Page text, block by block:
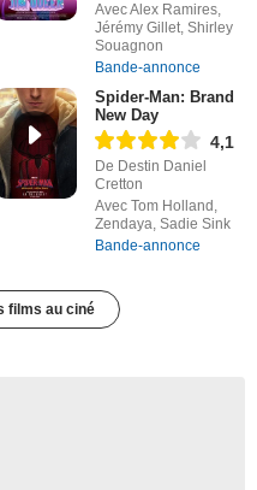
Avec Alex Ramires,
Jérémy Gillet, Shirley
Souagnon
Bande-annonce
Spider-Man: Brand
New Day
4,1
De Destin Daniel
Cretton
Avec Tom Holland,
Zendaya, Sadie Sink
Bande-annonce
films au ciné